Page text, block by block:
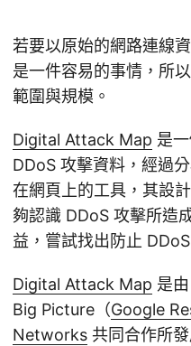
若要以原始的網路連線
是一件容易的事情，所
範圍與規模。
Digital Attack Map 是
DDoS 攻擊資料，經過
在網頁上的工具，其設
夠認識 DDoS 攻擊所造
益，嘗試找出防止
Digital Attack Map 是由
Big Picture（Google
Networks 共同合作所